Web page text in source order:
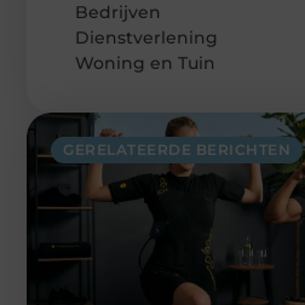
GERELATEERDE BERICHTEN
Bedrijven
Dienstverlening
Woning en Tuin